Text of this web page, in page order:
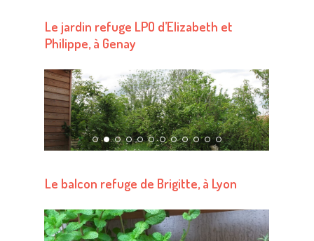
Le jardin refuge LPO d’Elizabeth et
Philippe, à Genay
Le balcon refuge de Brigitte, à Lyon